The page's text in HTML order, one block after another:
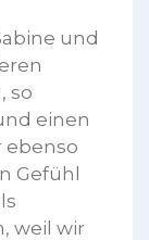
und
so
einen
ebenso
Gefühl
weil wir